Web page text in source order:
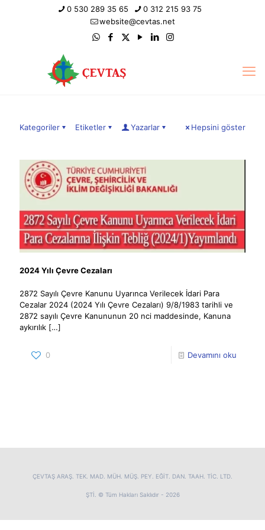
0 530 289 35 65
0 312 215 93 75
website@cevtas.net
Kategoriler Etiketler Yazarlar Hepsini göster
2024 Yılı Çevre Cezaları
2872 Sayılı Çevre Kanunu Uyarınca Verilecek İdari Para
Cezalar 2024 (2024 Yılı Çevre Cezaları) 9/8/1983 tarihli ve
2872 sayılı Çevre Kanununun 20 nci maddesinde, Kanuna
aykırılık […]
0 Devamını oku
ÇEVTAŞ ARAŞ. TEK. MAD. MÜH. MÜŞ. PEY. EĞİT. DAN. TAAH. TİC. LTD.
ŞTİ. © Tüm Hakları Saklıdır - 2026